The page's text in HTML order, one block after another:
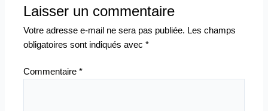
Laisser un commentaire
Votre adresse e-mail ne sera pas publiée. Les champs
obligatoires sont indiqués avec*
Commentaire*